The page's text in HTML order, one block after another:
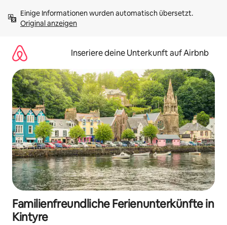
Inhalten
springenOriginal anzeigen
Inseriere deine Unterkunft auf Airbnb
Familienfreundliche Ferienunterkünfte in
Kintyre